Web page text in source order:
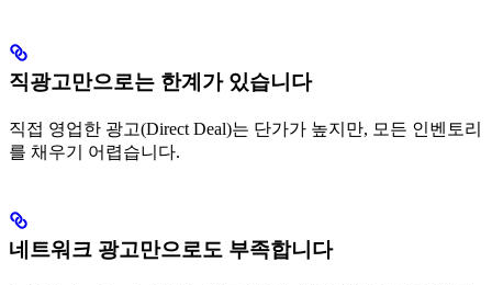
직광고만으로는 한계가 있습니다
직접 영업한 광고(Direct Deal)는 단가가 높지만, 모든 인벤토리
를 채우기 어렵습니다.
네트워크 광고만으로도 부족합니다